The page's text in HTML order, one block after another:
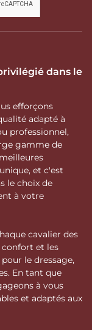
dans le
efforçons
adapté à
professionnel,
gamme de
et c'est
le choix de
à votre
cavalier des
confort et les
le dressage,
En tant que
à vous
et adaptés aux